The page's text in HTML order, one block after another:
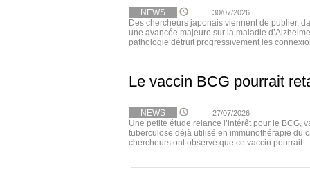
NEWS 30/07/2026
Des chercheurs japonais viennent de publier,
une avancée majeure sur la maladie
pathologie détruit progressivement les
Le vaccin BCG pourrait
NEWS 27/07/2026
Une petite étude relance l’intérêt pour le BCG,
tuberculose déjà utilisé en immunothérapie du
chercheurs ont observé que ce vaccin pourrait ...